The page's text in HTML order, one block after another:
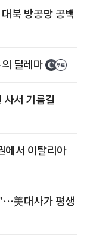
북 방공망 공백
딜레마
서 기름길
에서 이탈리아
美대사가 평생